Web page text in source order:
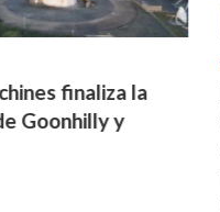
Air Vehicles
para
en